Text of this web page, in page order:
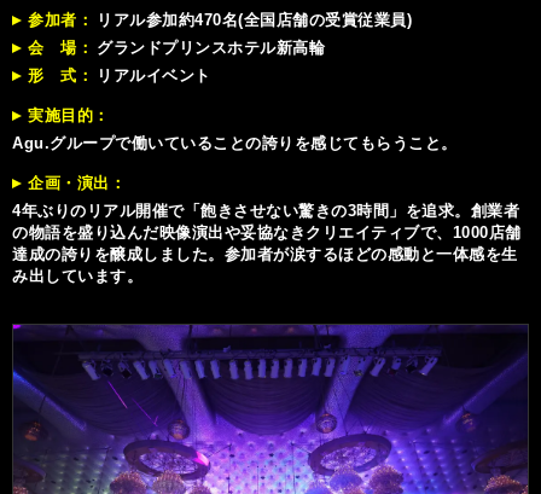
参加者
リアル参加約470名(全国店舗の受賞従業員)
会 場
グランドプリンスホテル新高輪
形 式
リアルイベント
実施目的
Agu.グループで働いていることの誇りを感じてもらうこと。
企画・演出
4年ぶりのリアル開催で「飽きさせない驚きの3時間」を追求。創業者
の物語を盛り込んだ映像演出や妥協なきクリエイティブで、1000店舗
達成の誇りを醸成しました。参加者が涙するほどの感動と一体感を生
み出しています。